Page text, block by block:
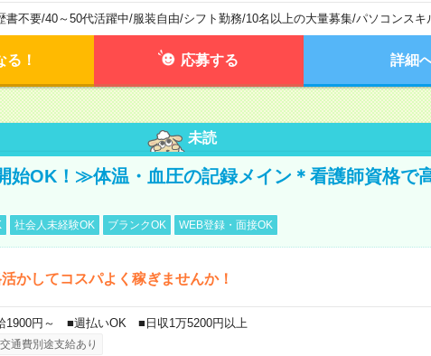
書不要/40～50代活躍中/服装自由/シフト勤務/10名以上の大量募集/パソコンスキ
る！ 応募する 詳細
未読
始OK！≫体温・血圧の記録メイン＊看護師資格で
社会人未経験OK ブランクOK WEB登録・面接OK
かしてコスパよく稼ぎませんか！
1900円～ ■週払いOK ■日収1万5200円以上
交通費別途支給あり